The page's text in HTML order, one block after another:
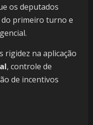
os deputados
primeiro turno e
rigidez na aplicação
, controle de
de incentivos